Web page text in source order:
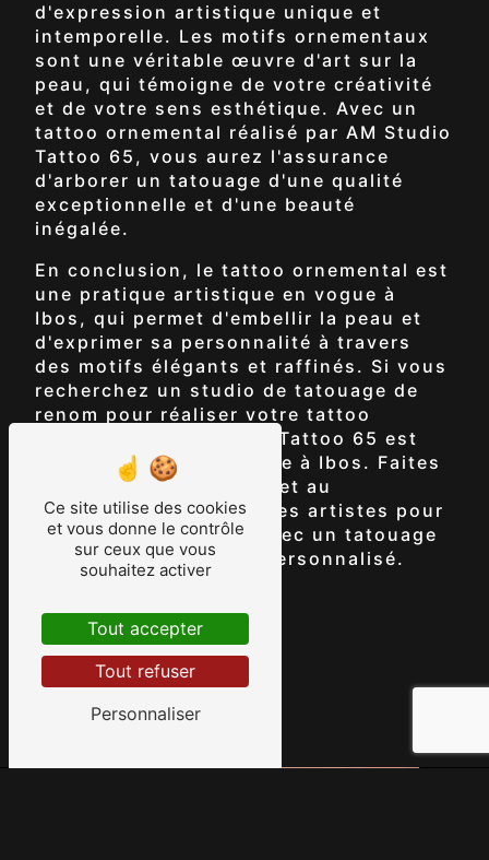
d'expression artistique unique et
intemporelle. Les motifs ornementaux
sont une véritable œuvre d'art sur la
peau, qui témoigne de votre créativité
et de votre sens esthétique. Avec un
tattoo ornemental réalisé par AM Studio
Tattoo 65, vous aurez l'assurance
d'arborer un tatouage d'une qualité
exceptionnelle et d'une beauté
inégalée.
En conclusion, le tattoo ornemental est
une pratique artistique en vogue à
Ibos, qui permet d'embellir la peau et
d'exprimer sa personnalité à travers
des motifs élégants et raffinés. Si vous
recherchez un studio de tatouage de
renom pour réaliser votre tattoo
ornemental, AM Studio Tattoo 65 est
l'adresse incontournable à Ibos. Faites
confiance à l'expertise et au
professionnalisme de ses artistes pour
sublimer votre corps avec un tatouage
ornemental unique et personnalisé.
Accueil
Ce site utilise des cookies
et vous donne le contrôle
sur ceux que vous
souhaitez activer
Tout accepter
Tout refuser
Personnaliser